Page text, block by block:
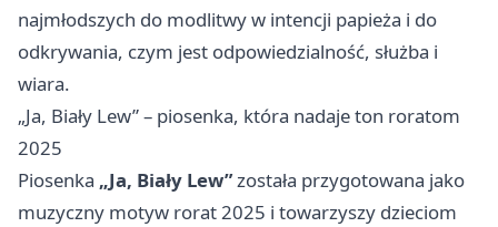
najmłodszych do modlitwy w intencji papieża i do
odkrywania, czym jest odpowiedzialność, służba i
wiara.
„Ja, Biały Lew” – piosenka, która nadaje ton roratom
2025
Piosenka „Ja, Biały Lew”została przygotowana jako
muzyczny motyw rorat 2025 i towarzyszy dzieciom